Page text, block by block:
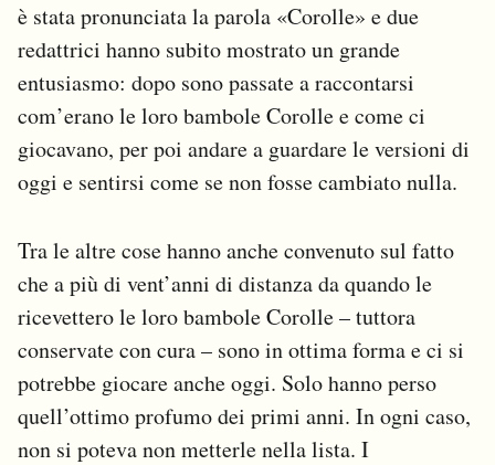
è stata pronunciata la parola «Corolle» e due
redattrici hanno subito mostrato un grande
entusiasmo: dopo sono passate a raccontarsi
com’erano le loro bambole Corolle e come ci
giocavano, per poi andare a guardare le versioni di
oggi e sentirsi come se non fosse cambiato nulla.
Tra le altre cose hanno anche convenuto sul fatto
che a più di vent’anni di distanza da quando le
ricevettero le loro bambole Corolle – tuttora
conservate con cura – sono in ottima forma e ci si
potrebbe giocare anche oggi. Solo hanno perso
quell’ottimo profumo dei primi anni. In ogni caso,
non si poteva non metterle nella lista. I